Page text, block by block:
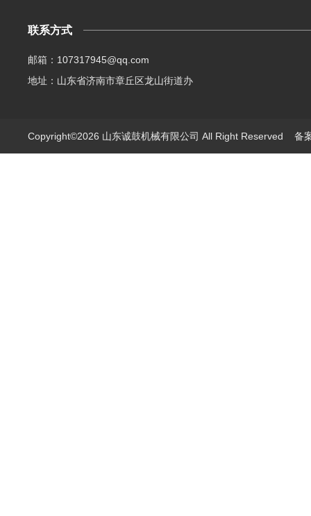
联系方式
邮箱：107317945@qq.com
地址：山东省济南市章丘区龙山街道办
Copyright©2026 山东诚鼓机械有限公司 All Right Reserved 备